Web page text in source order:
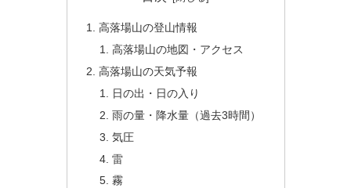
高落場山の登山情報
高落場山の地図・アクセス
高落場山の天気予報
日の出・日の入り
雨の量・降水量（過去3時間）
気圧
雷
霧